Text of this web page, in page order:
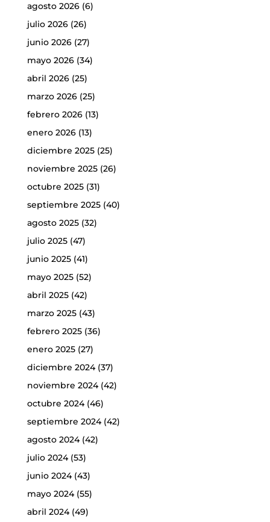
agosto 2026(6)
julio 2026(26)
junio 2026(27)
mayo 2026(34)
abril 2026(25)
marzo 2026(25)
febrero 2026(13)
enero 2026(13)
diciembre 2025(25)
noviembre 2025(26)
octubre 2025(31)
septiembre 2025(40)
agosto 2025(32)
julio 2025(47)
junio 2025(41)
mayo 2025(52)
abril 2025(42)
marzo 2025(43)
febrero 2025(36)
enero 2025(27)
diciembre 2024(37)
noviembre 2024(42)
octubre 2024(46)
septiembre 2024(42)
agosto 2024(42)
julio 2024(53)
junio 2024(43)
mayo 2024(55)
abril 2024(49)